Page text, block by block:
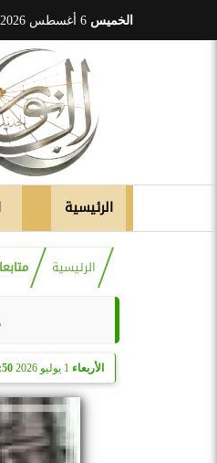
الخميس
الرئيسية
الرئيسية
الأربعاء